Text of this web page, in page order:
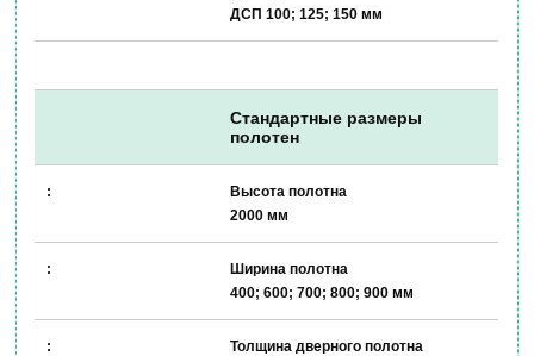
ДСП 100; 125; 150 мм
Стандартные размеры
полотен
Высота полотна
2000 мм
Ширина полотна
400; 600; 700; 800; 900 мм
Толщина дверного полотна